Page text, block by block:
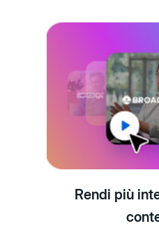
Rendi più